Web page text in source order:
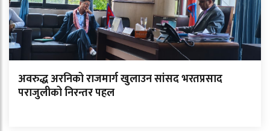
अवरुद्ध अरनिको राजमार्ग खुलाउन सांसद भरतप्रसाद
पराजुलीको निरन्तर पहल